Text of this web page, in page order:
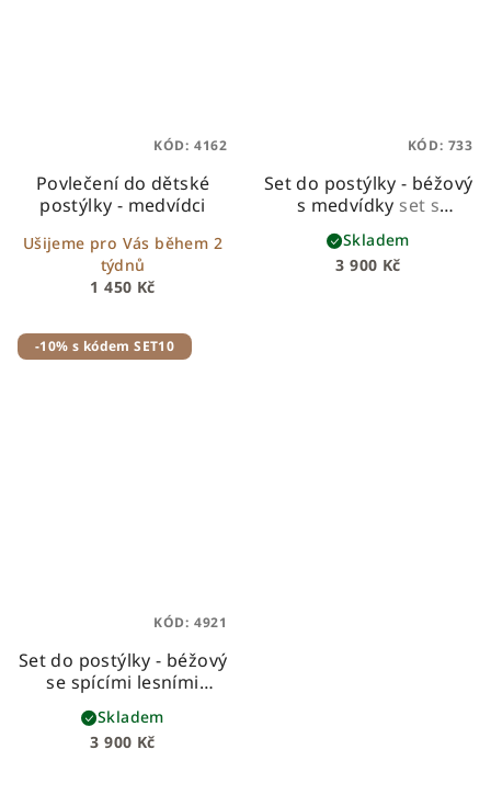
Povlečení do dětské
postýlky - medvídci
1 450 Kč
Ušijeme pro Vás během 2
týdnů
KÓD: 4162
Set do postýlky - béžový
s medvídky set s
hnízdečkem,
copánkovým
mantinelem a
3 900 Kč
Skladem
KÓD: 733
-10% s kódem SET10
Set do postýlky - béžový
se spícími lesními
zvířátky
hnízdečkem,
copánkovým
3 900 Kč
Skladem
KÓD: 4921